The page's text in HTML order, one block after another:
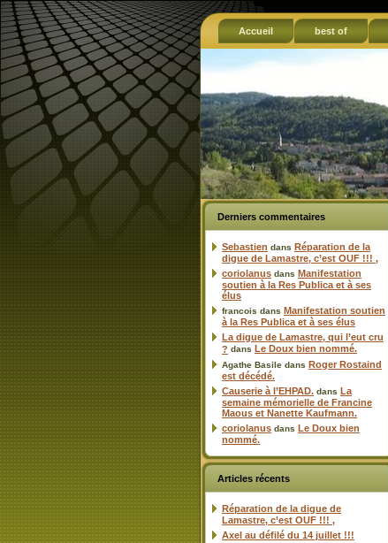
Accueil best of
Derniers commentaires
Sebastien dans Réparation de la
digue de Lamastre, c’est OUF !!! ,
coriolanus dans Manifestation
soutien à la Res Publica et à ses
élus
francois dans Manifestation soutien
à la Res Publica et à ses élus
La digue de Lamastre, qui l’eut cru
? dans Le Doux bien nommé.
Agathe Basile dans Roger Rostaind
est décédé.
Causerie à l’EHPAD. dans La
semaine mémorielle de Francine
Maous et Nanette Kaufmann.
coriolanus dans Le Doux bien
nommé.
Articles récents
Réparation de la digue de
Lamastre, c’est OUF !!! ,
Axel au défilé du 14 juillet !!!